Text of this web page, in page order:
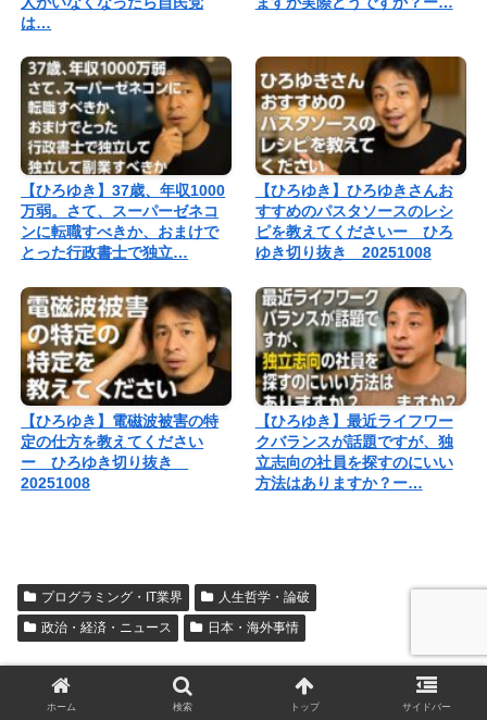
は…
【ひろゆき】37歳、年収1000
万弱。さて、スーパーゼネコ
ンに転職すべきか、おまけで
とった行政書士で独立…
【ひろゆき】ひろゆきさんお
すすめのパスタソースのレシ
ピを教えてくださいー ひろ
ゆき切り抜き 20251008
【ひろゆき】電磁波被害の特
定の仕方を教えてください
ー ひろゆき切り抜き
20251008
【ひろゆき】最近ライフワー
クバランスが話題ですが、独
立志向の社員を探すのにいい
方法はありますか？ー…
プログラミング・IT業界
人生哲学・論破
政治・経済・ニュース
日本・海外事情
ホーム 検索 トップ サイドバー